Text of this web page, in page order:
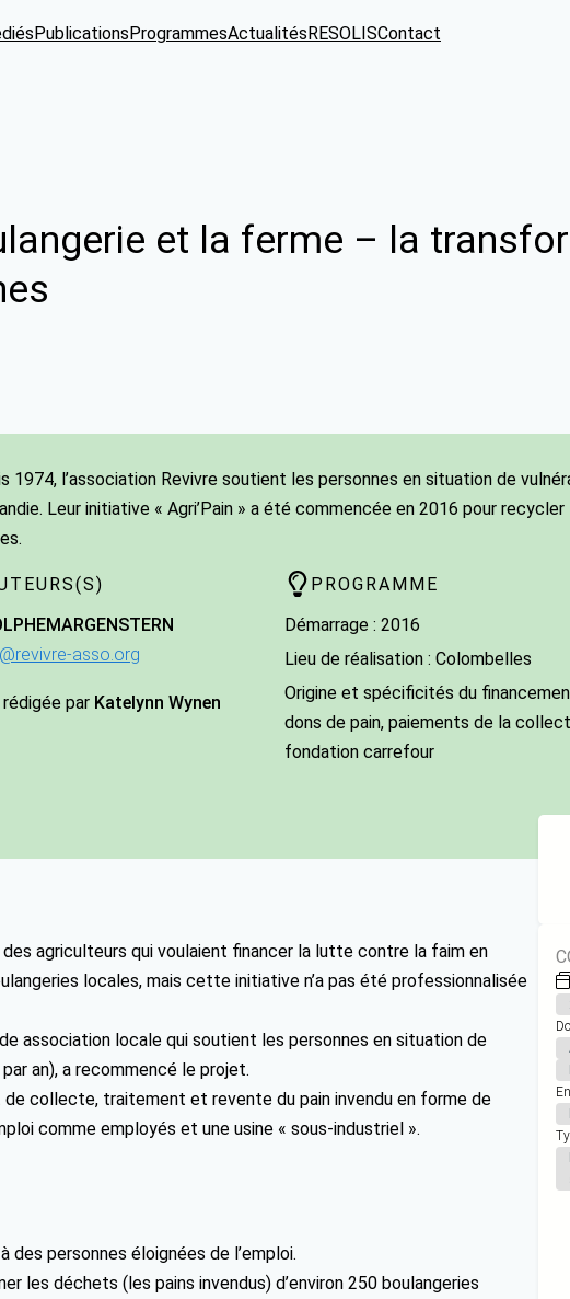
PublicationsProgrammesActualitésRESOLISContact
et la ferme – la
1974, l’association Revivre soutient les personnes en situation de
Leur initiative « Agri’Pain » a été commencée en 2016 pour
MARGENSTERN
asso.org
rédigée par Katelynn Wynen
PROGRAMME
Démarrage : 2016
Lieu de réalisation : Colombelles
Origine et spécificités du
dons de pain, paiements de la
fondation carrefour
des agriculteurs qui voulaient financer la lutte contre la faim en
locales, mais cette initiative n’a pas été professionnalisée
association locale qui soutient les personnes en situation de
an), a recommencé le projet.
de collecte, traitement et revente du pain invendu en forme de
comme employés et une usine « sous-industriel ».
des personnes éloignées de l’emploi.
les déchets (les pains invendus) d’environ 250 boulangeries